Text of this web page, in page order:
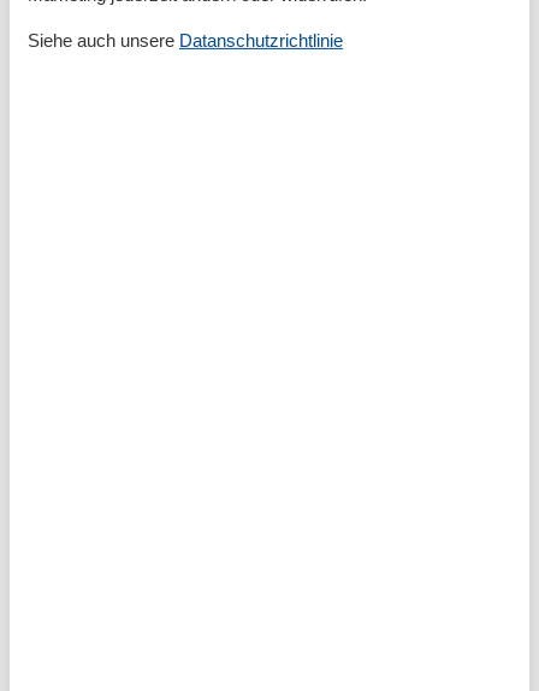
Zimmer
Siehe auch unsere Datanschutzrichtlinie